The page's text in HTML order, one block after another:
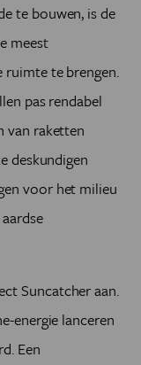
te bouwen, is de
meest
ruimte te brengen.
pas rendabel
van raketten
deskundigen
voor het milieu
Suncatcher aan.
energie lanceren
Een